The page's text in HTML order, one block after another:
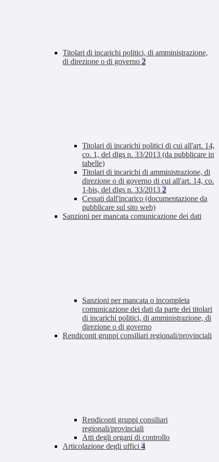
Titolari di incarichi politici, di amministrazione,
di direzione o di governo 2
Titolari di incarichi politici di cui all'art. 14,
co. 1, del dlgs n. 33/2013 (da pubblicare in
tabelle)
Titolari di incarichi di amministrazione, di
direzione o di governo di cui all'art. 14, co.
1-bis, del dlgs n. 33/2013 2
Cessati dall'incarico (documentazione da
pubblicare sul sito web)
Sanzioni per mancata comunicazione dei dati
Sanzioni per mancata o incompleta
comunicazione dei dati da parte dei titolari
di incarichi politici, di amministrazione, di
direzione o di governo
Rendiconti gruppi consiliari regionali/provinciali
Rendiconti gruppi consiliari
regionali/provinciali
Atti degli organi di controllo
Articolazione degli uffici 4